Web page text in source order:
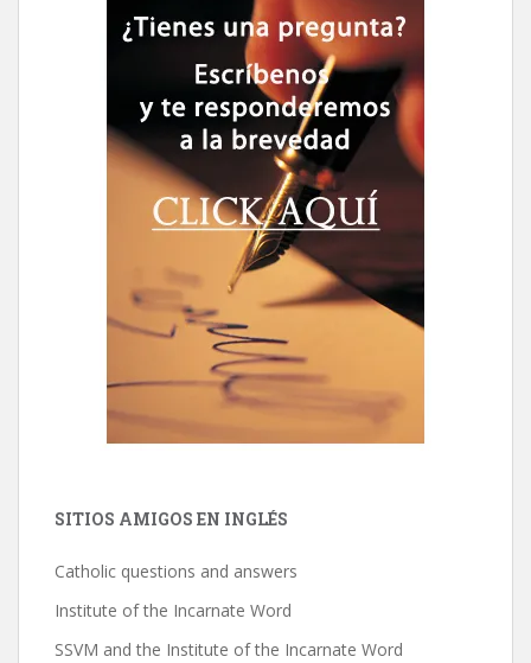
SITIOS AMIGOS EN INGLÉS
Catholic questions and answers
Institute of the Incarnate Word
SSVM and the Institute of the Incarnate Word